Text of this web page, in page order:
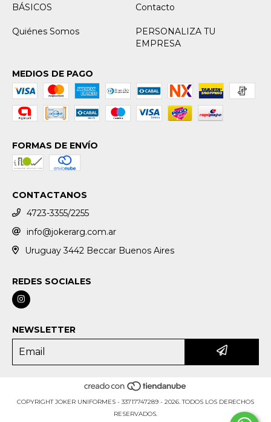
BÁSICOS Contacto
Quiénes Somos
PERSONALIZA TU
EMPRESA
MEDIOS DE PAGO
FORMAS DE ENVÍO
CONTACTANOS
4723-3355/2255
info@jokerarg.com.ar
Uruguay 3442 Beccar Buenos Aires
REDES SOCIALES
NEWSLETTER
COPYRIGHT JOKER UNIFORMES - 33717747289 - 2026. TODOS LOS DERECHOS
RESERVADOS.